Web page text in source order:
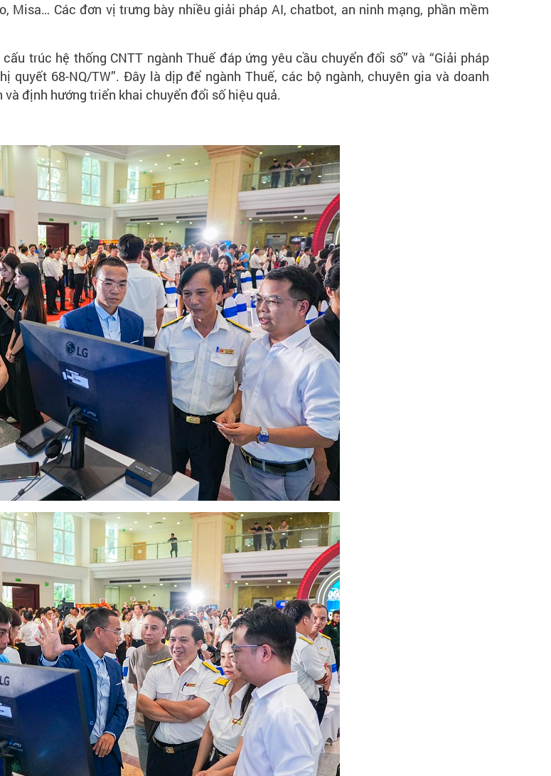
Misa… Các đơn vị trưng bày nhiều giải pháp AI, chatbot, an ninh mạng, phần mềm
trúc hệ thống CNTT ngành Thuế đáp ứng yêu cầu chuyển đổi số” và “Giải pháp
quyết 68-NQ/TW”. Đây là dịp để ngành Thuế, các bộ ngành, chuyên gia và doanh
định hướng triển khai chuyển đổi số hiệu quả.